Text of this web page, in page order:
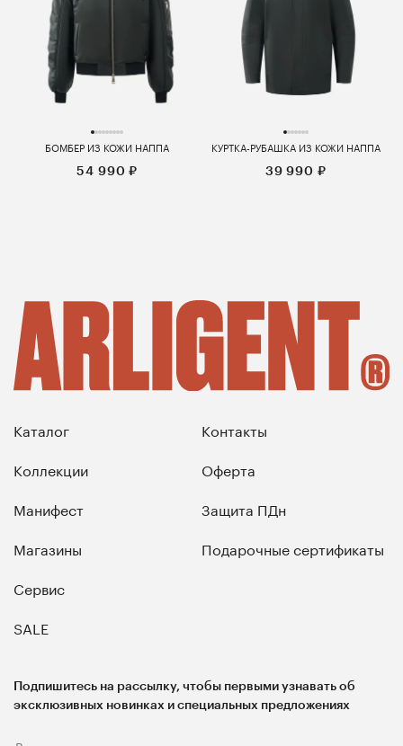
БОМБЕР ИЗ КОЖИ НАППА
54 990 ₽
КУРТКА-РУБАШКА ИЗ КОЖИ НАППА
39 990 ₽
Каталог
Коллекции
Манифест
Магазины
Сервис
SALE
Контакты
Оферта
Защита ПДн
Подарочные сертификаты
Подпишитесь на рассылку, чтобы первыми узнавать об
эксклюзивных новинках и специальных предложениях